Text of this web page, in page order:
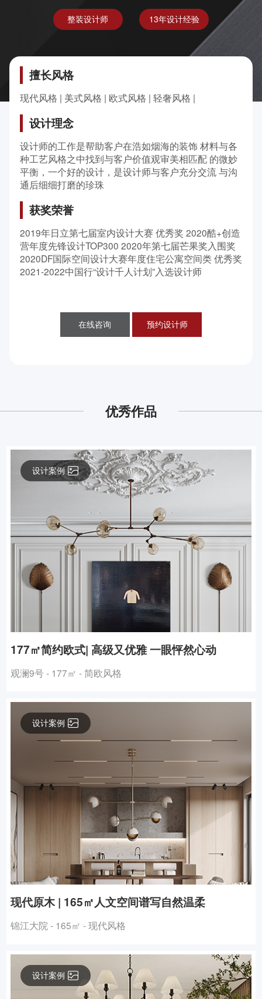
整装设计师 13年设计经验
擅长风格
现代风格 | 美式风格 | 欧式风格 | 轻奢风格 |
设计理念
设计师的工作是帮助客户在浩如烟海的装饰 材料与各
种工艺风格之中找到与客户价值观审美相匹配 的微妙
平衡，一个好的设计，是设计师与客户充分交流 与沟
通后细细打磨的珍珠
获奖荣誉
2019年日立第七届室内设计大赛 优秀奖 2020酷+创造
营年度先锋设计TOP300 2020年第七届芒果奖入围奖
2020DF国际空间设计大赛年度住宅公寓空间类 优秀奖
2021-2022中国行“设计千人计划”入选设计师
在线咨询 预约设计师
优秀作品
设计案例
177㎡简约欧式| 高级又优雅 一眼怦然心动
观澜9号 - 177㎡ - 简欧风格
设计案例
现代原木 | 165㎡人文空间谱写自然温柔
锦江大院 - 165㎡ - 现代风格
设计案例